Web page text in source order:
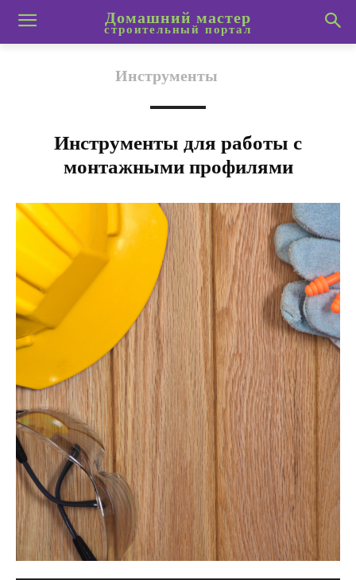
Домашний мастер
строительный портал
Инструменты
Инструменты для работы с
монтажными профилями